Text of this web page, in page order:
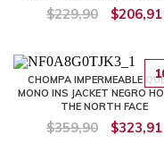
$229,90 $206,91
CHOMPA IMPERMEABLE
MONO INS JACKET NEGRO
THE NORTH FACE
$359,90 $323,91